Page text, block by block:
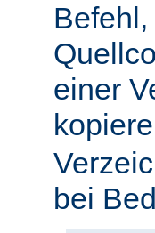
einer
bei